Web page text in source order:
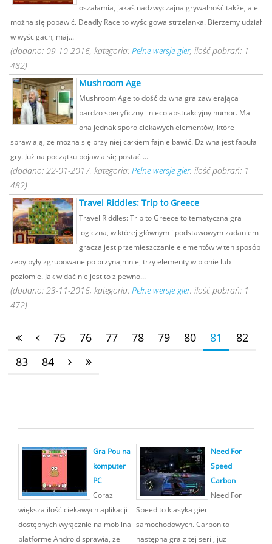
oszałamia, jakaś nadzwyczajna grywalność także, ale
można się pobawić. Deadly Race to wyścigowa strzelanka. Bierzemy udział
w wyścigach, maj...
(dodano: 09-10-2016, kategoria: Pełne wersje gier, ilość pobrań: 1
482)
Mushroom Age
Mushroom Age to dość dziwna gra zawierająca
bardzo specyficzny i nieco abstrakcyjny humor. Ma
ona jednak sporo ciekawych elementów, które
sprawiają, że można się przy niej całkiem fajnie bawić. Dziwna jest fabuła
gry. Już na początku pojawia się postać ...
(dodano: 22-01-2017, kategoria: Pełne wersje gier, ilość pobrań: 1
482)
Travel Riddles: Trip to Greece
Travel Riddles: Trip to Greece to tematyczna gra
logiczna, w której głównym i podstawowym zadaniem
gracza jest przemieszczanie elementów w ten sposób
żeby były zgrupowane po przynajmniej trzy elementy w pionie lub
poziomie. Jak widać nie jest to z pewno...
(dodano: 23-11-2016, kategoria: Pełne wersje gier, ilość pobrań: 1
472)
75 76 77 78 79 80 81
82
83
84
Gra Pou na
komputer
PC
Coraz
większa ilość ciekawych aplikacji
dostępnych wyłącznie na mobilna
platformę Android sprawia, że
Need For
Speed
Carbon
Need For
Speed to klasyka gier
samochodowych. Carbon to
następna gra z tej serii, już